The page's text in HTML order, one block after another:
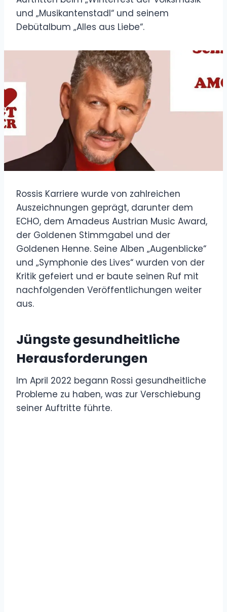
und „Musikantenstadl“ und seinem
Debütalbum „Alles aus Liebe“.
Rossis Karriere wurde von zahlreichen
Auszeichnungen geprägt, darunter dem
ECHO, dem Amadeus Austrian Music Award,
der Goldenen Stimmgabel und der
Goldenen Henne. Seine Alben „Augenblicke“
und „Symphonie des Lives“ wurden von der
Kritik gefeiert und er baute seinen Ruf mit
nachfolgenden Veröffentlichungen weiter
aus.
Jüngste gesundheitliche
Herausforderungen
Im April 2022 begann Rossi gesundheitliche
Probleme zu haben, was zur Verschiebung
seiner Auftritte führte.